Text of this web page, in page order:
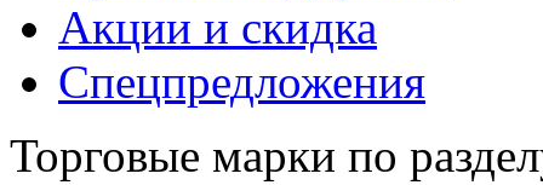
Акции и скидка
Спецпредложения
Торговые марки по